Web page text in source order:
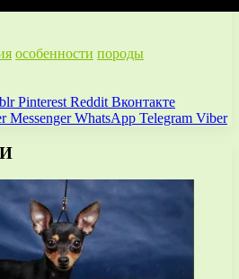
особенности породы
Pinterest Reddit Вконтакте
Messenger WhatsApp Telegram Viber